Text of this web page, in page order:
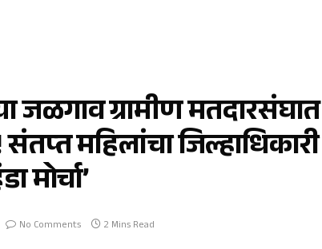
जळगाव ग्रामीण मतदारसंघात
महिलांचा जिल्हाधिकारी
मोर्चा’
No Comments 2 Mins Read